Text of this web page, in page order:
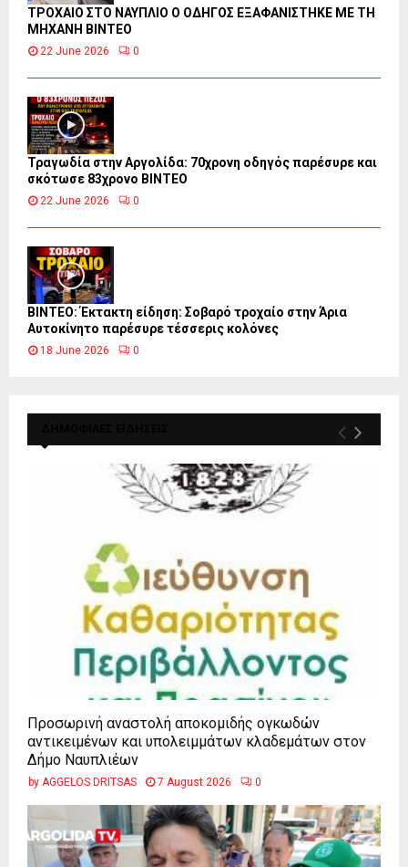
ΤΡΟΧΑΙΟ ΣΤΟ ΝΑΥΠΛΙΟ Ο ΟΔΗΓΟΣ ΕΞΑΦΑΝΙΣΤΗΚΕ ΜΕ ΤΗ
ΜΗΧΑΝΗ ΒΙΝΤΕΟ
22 June 2026 0
Τραγωδία στην Αργολίδα: 70χρονη οδηγός παρέσυρε και
σκότωσε 83χρονο ΒΙΝΤΕΟ
22 June 2026 0
ΒΙΝΤΕΟ: Έκτακτη είδηση: Σοβαρό τροχαίο στην Άρια
Αυτοκίνητο παρέσυρε τέσσερις κολόνες
18 June 2026 0
Προσωρινή αναστολή αποκομιδής ογκωδών
αντικειμένων και υπολειμμάτων κλαδεμάτων στον
Δήμο Ναυπλιέων
by AGGELOS DRITSAS 7 August 2026 0